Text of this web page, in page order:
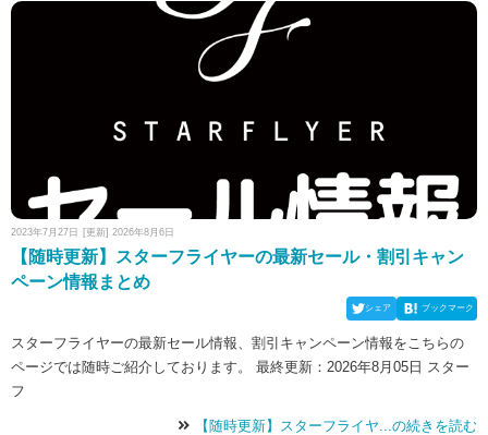
2023年7月27日 [更新] 2026年8月6日
【随時更新】スターフライヤーの最新セール・割引キャン
ペーン情報まとめ
シェア ブックマーク
スターフライヤーの最新セール情報、割引キャンペーン情報をこちらの
ページでは随時ご紹介しております。 最終更新：2026年8月05日 スター
フ
【随時更新】スターフライヤ...の続きを読む